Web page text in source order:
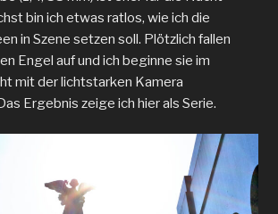
bin ich etwas ratlos, wie ich die
in Szene setzen soll. Plötzlich fallen
Engel auf und ich beginne sie im
mit der lichtstarken Kamera
Ergebnis zeige ich hier als Serie.